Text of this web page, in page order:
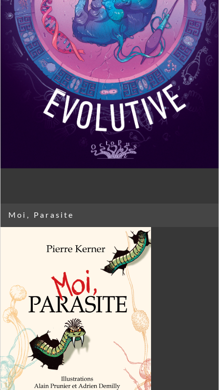
Moi, Parasite